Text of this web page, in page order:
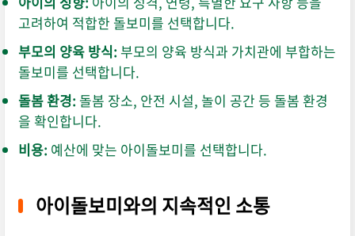
고려하여 적합한 돌보미를 선택합니다.
부모의 양육 방식: 부모의 양육 방식과 가치관에 부합하는
돌보미를 선택합니다.
돌봄 환경: 돌봄 장소, 안전 시설, 놀이 공간 등 돌봄 환경
을 확인합니다.
비용: 예산에 맞는 아이돌보미를 선택합니다.
아이돌보미와의 지속적인 소통